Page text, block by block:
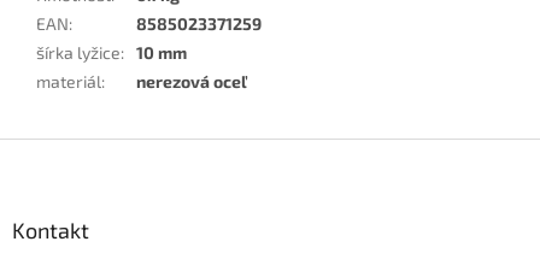
EAN:
8585023371259
šírka lyžice: 10 mm
materiál: nerezová oceľ
Kontakt